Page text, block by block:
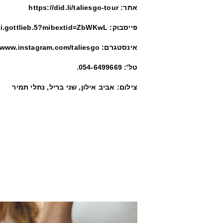
אתר: https://did.li/taliesgo-tour
פייסבוק: https://www.facebook.com/tali.gottlieb.5?mibextid=ZbWKwL
אינסטגרם: https://www.instagram.com/taliesgo/
טל': 054-6499669.
צילום: אביב אילון, שני בריל, נתלי תמיר